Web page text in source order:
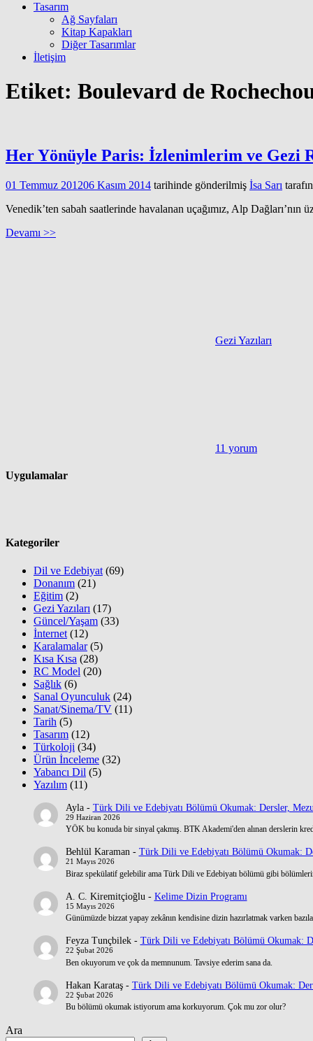
Tasarım
Ağ Sayfaları
Kitap Kapakları
Diğer Tasarımlar
İletişim
Etiket: Boulevard de
Her Yönüyle Paris: İzlenimlerim ve Gezi
01 Temmuz 201206 Kasım 2014 tarihinde gönderilmiş İsa Sarı
Venedik’ten sabah saatlerinde havalanan uçağımız, Alp
Devamı >>
Gezi Yazıları
11 yorum
Uygulamalar
Kategoriler
Dil ve Edebiyat (69)
Donanım (21)
Eğitim (2)
Gezi Yazıları (17)
Güncel/Yaşam (33)
İnternet (12)
Karalamalar(5)
Kısa Kısa (28)
RC Model (20)
Sağlık (6)
Sanal Oyunculuk (24)
Sanat/Sinema/TV (11)
Tarih (5)
Tasarım (12)
Türkoloji (34)
Ürün İnceleme (32)
Yabancı Dil (5)
Yazılım (11)
Ayla- Türk Dili ve Edebiyatı Bölümü Okumak: Dersler,
29 Haziran 2026
YÖK bu konuda bir sinyal çakmış. BTK Akademi'den alınan derslerin
Behlül Karaman- Türk Dili ve Edebiyatı Bölümü Okumak:
21 Mayıs 2026
Biraz spekülatif gelebilir ama Türk Dili ve Edebiyatı bölümü gibi
A. C. Kiremitçioğlu - Kelime Dizin Programı
15 Mayıs 2026
Günümüzde bizzat yapay zekânın kendisine dizin hazırlatmak varken
Feyza Tunçbilek- Türk Dili ve Edebiyatı Bölümü Okumak:
22 Şubat 2026
Ben okuyorum ve çok da memnunum. Tavsiye ederim sana da.
Hakan Karataş- Türk Dili ve Edebiyatı Bölümü Okumak:
22 Şubat 2026
Bu bölümü okumak istiyorum ama korkuyorum. Çok mu zor olur?
Ara